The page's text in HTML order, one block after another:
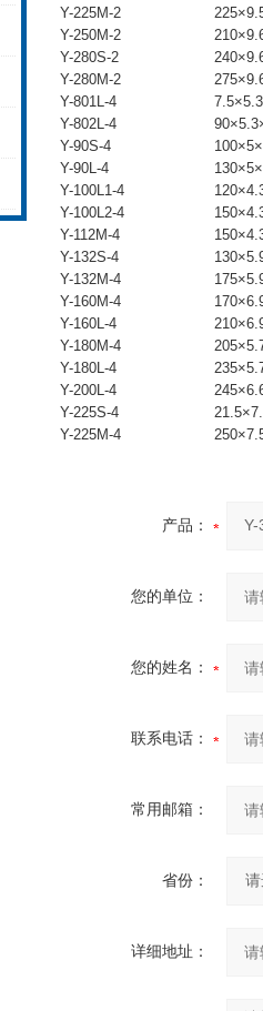
Y-225M-2
Y-250M-2
Y-280S-2
Y-280M-2
Y-801L-4
Y-802L-4
Y-90S-4
Y-90L-4
Y-100L1-4
Y-100L2-4
Y-112M-4
Y-132S-4
Y-132M-4
Y-160M-4
Y-160L-4
Y-180M-4
Y-180L-4
Y-200L-4
Y-225S-4
Y-225M-4
产品：
您的单位：
您的姓名：
联系电话：
常用邮箱：
省份：
详细地址：